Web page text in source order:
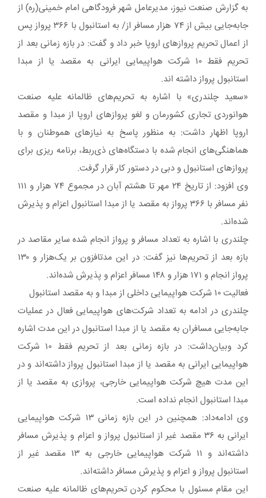
به گزارش صنعت نیوز، مدیرعامل شهر فرودگاهی امام خمینی(ره) از
جابه‌جایی بیش از ۷۴ هزار مسافر از/ به استانبول با ۳۶۶ پرواز پس
از اعمال تحریم پروازهای اروپا خبر داد و گفت: در بازه زمانی بعد از
تحریم فقط ۱۰ شرکت هواپیمایی ایرانی به مقصد یا از مبدا
استانبول پرواز داشته اند.
«سعید چلندری» با اشاره به تحریم‌های ظالمانه علیه صنعت
هوانوردی تجاری کشورمان و لغو پروازهای اروپا از مبدا و مقصد
اروپا اظهار داشت: به منظور پاسخ به نیازهای هموطنان و با
هماهنگی‌های انجام شده با دستگاه‌های ذی‌ربط، برنامه ریزی برای
پروازهای استانبول و دبی در دستور کار قرار گرفت.
وی افزود: از تاریخ ۲۴ مهر تا هشتم آبان در مجموع ۷۴ هزار و ۱۱۱
نفر مسافر با ۳۶۶ پرواز به مقصد یا از مبدا استانبول اعزام و پذیرش
شده‌اند.
چلندری با اشاره به تعداد مسافر و پرواز انجام شده سایر مقاصد در
بازه بعد از تحریم‌ها نیز گفت: در این مدتافزون بر یک‌هزار و ۱۳۰
پرواز انجام و ۱۷۱ هزار و ۱۴۸ مسافر اعزام و پذیرش شده‌اند.
فعالیت ۱۰ شرکت هواپیمایی داخلی از مبدا و به مقصد استانبول
چلندری در ادامه به تعداد شرکت‌های هواپیمایی فعال در عملیات
جابه‌جایی مسافران به مقصد یا از مبدا استانبول در این مدت اشاره
کرد وبیان‌داشت: در بازه زمانی بعد از تحریم فقط ۱۰ شرکت
هواپیمایی ایرانی به مقصد یا از مبدا استانبول پرواز داشته‌اند و در
این مدت هیچ شرکت هواپیمایی خارجی، پروازی به مقصد یا از
مبدا استانبول انجام نداده است.
وی ادامه‌داد: همچنین در این بازه زمانی ۱۳ شرکت هواپیمایی
ایرانی به ۳۶ مقصد غیر از استانبول پرواز و اعزام و پذیرش مسافر
داشته‌اند و ۱۱ شرکت هواپیمایی خارجی به ۱۳ مقصد غیر از
استانبول پرواز و اعزام و پذیرش مسافر داشته‌اند.
این مقام مسئول با محکوم کردن تحریم‌های ظالمانه علیه صنعت